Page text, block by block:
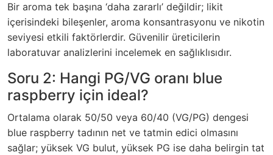
Bir aroma tek başına ‘daha zararlı’ değildir; likit
içerisindeki bileşenler, aroma konsantrasyonu ve nikotin
seviyesi etkili faktörlerdir. Güvenilir üreticilerin
laboratuvar analizlerini incelemek en sağlıklısıdır.
Soru 2: Hangi PG/VG oranı blue
raspberry için ideal?
Ortalama olarak 50/50 veya 60/40 (VG/PG) dengesi
blue raspberry tadının net ve tatmin edici olmasını
sağlar; yüksek VG bulut, yüksek PG ise daha belirgin tat